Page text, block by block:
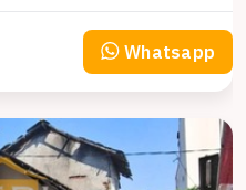
Whatsapp